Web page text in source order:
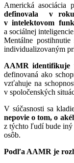
Americká
definovala v roku
v intelektovom
a sociálnej
Mentálne
individualizovaným
AAMR identifikuje
definovaná ako
vzťahuje na
v spoločenských
V súčasnosti sa
nepovie o tom, o
z týchto ľudí bude iný
osôb.
Podľa AAMR je